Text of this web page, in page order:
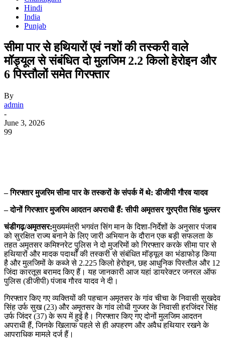
Hindi
India
Punjab
सीमा पार से हथियारों एवं नशों की तस्करी वाले
मॉड्यूल से संबंधित दो मुलजिम 2.2 किलो हेरोइन और
6 पिस्तौलों समेत गिरफ्तार
By
admin
-
June 3, 2026
99
– गिरफ्तार मुजरिम सीमा पार के तस्करों के संपर्क में थे: डीजीपी गौरव यादव
– दोनों गिरफ्तार मुजरिम आदतन अपराधी हैं: सीपी अमृतसर गुरप्रीत सिंह भुल्लर
चंडीगढ़/अमृतसर:मुख्यमंत्री भगवंत सिंग मान के दिशा-निर्देशों के अनुसार पंजाब
को सुरक्षित राज्य बनाने के लिए जारी अभियान के दौरान एक बड़ी सफलता के
तहत अमृतसर कमिश्नरेट पुलिस ने दो मुजरिमों को गिरफ्तार करके सीमा पार से
हथियारों और मादक पदार्थों की तस्करी से संबंधित मॉड्यूल का भंडाफोड़ किया
है और मुलजिमों के कब्जे से 2.225 किलो हेरोइन, छह आधुनिक पिस्तौल और 12
जिंदा कारतूस बरामद किए हैं। यह जानकारी आज यहां डायरेक्टर जनरल ऑफ
पुलिस (डीजीपी) पंजाब गौरव यादव ने दी।
गिरफ्तार किए गए व्यक्तियों की पहचान अमृतसर के गांव चीचा के निवासी सुखदेव
सिंह उर्फ सुख (23) और अमृतसर के गांव लोधी गुज्जर के निवासी हरजिंदर सिंह
उर्फ जिंदर (37) के रूप में हुई है। गिरफ्तार किए गए दोनों मुलजिम आदतन
अपराधी हैं, जिनके खिलाफ पहले से ही अपहरण और अवैध हथियार रखने के
आपराधिक मामले दर्ज हैं।